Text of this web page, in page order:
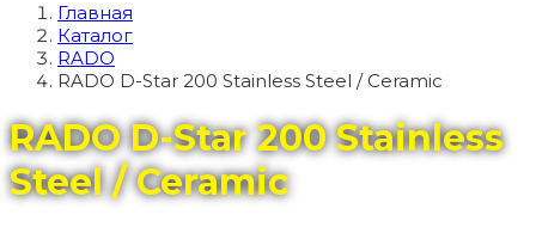
Главная
Каталог
RADO
RADO D-Star 200 Stainless Steel / Ceramic
RADO D-Star 200 Stainless
Steel / Ceramic